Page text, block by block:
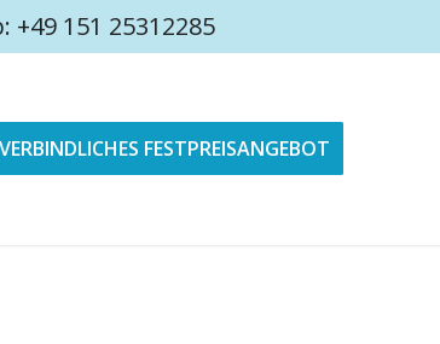
+49 151 25312285
FESTPREISANGEBOT